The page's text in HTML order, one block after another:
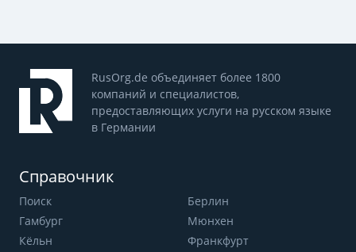
RusOrg.de объединяет более 1800
компаний и специалистов,
предоставляющих услуги на русском языке
в Германии
Справочник
Поиск
Берлин
Гамбург
Мюнхен
Кёльн
Франкфурт